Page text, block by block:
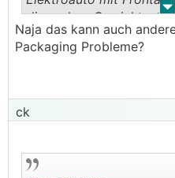
.
die andere
Verbrennern
Heckantrieb dafür
Frontantrieb zu
wohl einmaliger
Naja das kann auch
Packaging Probleme?
ck